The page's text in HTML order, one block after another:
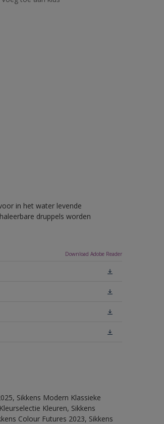
in het water levende
druppels worden
Download Adobe Reader
Sikkens Modern Klassieke
Kleuren, Sikkens
Colour Futures 2023, Sikkens